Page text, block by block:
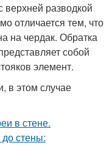
верхней разводкой
отличается тем, что
на чердак. Обратка
собой
элемент.
в этом случае